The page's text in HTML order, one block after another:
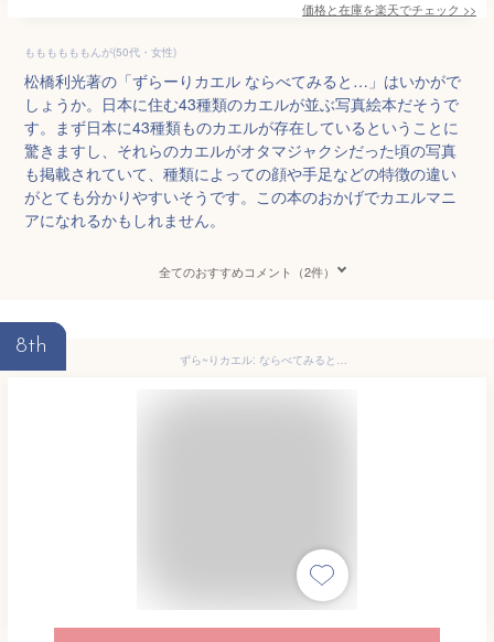
価格と在庫を楽天でチェック >>
ももももももんが(50代・女性)
松橋利光著の「ずらーりカエル ならべてみると…」はいかがで
しょうか。日本に住む43種類のカエルが並ぶ写真絵本だそうで
す。まず日本に43種類ものカエルが存在しているということに
驚きますし、それらのカエルがオタマジャクシだった頃の写真
も掲載されていて、種類によっての顔や手足などの特徴の違い
がとても分かりやすいそうです。この本のおかげでカエルマニ
アになれるかもしれません。
全てのおすすめコメント（2件）
8th
ずら~りカエル: ならべてみると…